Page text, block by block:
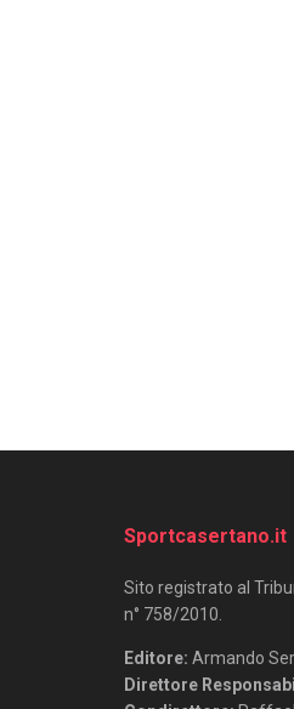
Sportcasertano.it
Sito registrato al
n° 758/2010.
Editore: Armando
Direttore